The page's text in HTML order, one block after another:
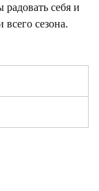
радовать себя и
сезона.